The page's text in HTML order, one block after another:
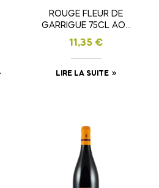
ROUGE FLEUR DE
GARRIGUE 75CL AOP
COTEAUX DU
LANGUEDOC
11,35 €
LIRE LA SUITE